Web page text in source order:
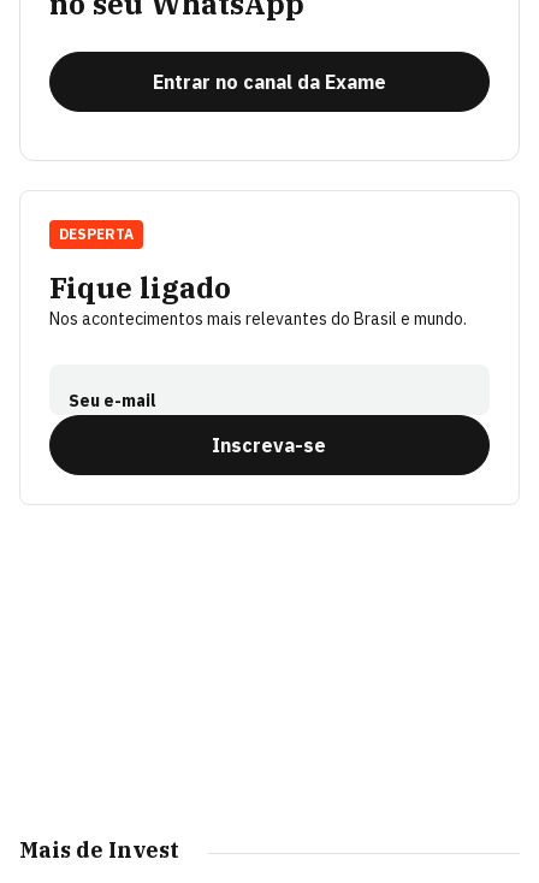
Entrar no canal da Exame
Fique ligado
Nos acontecimentos mais relevantes do Brasil e mundo.
Seu e-mail
Inscreva-se
DESPERTA
Mais de Invest